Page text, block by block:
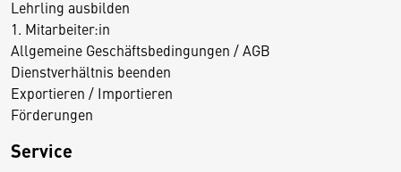
Lehrling ausbilden
1. Mitarbeiter:in
Allgemeine Geschäftsbedingungen / AGB
Dienstverhältnis beenden
Exportieren / Importieren
Förderungen
Service